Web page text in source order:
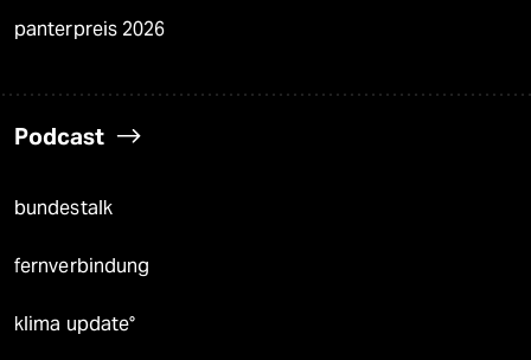
panterpreis 2026
Podcast
bundestalk
fernverbindung
klima update°